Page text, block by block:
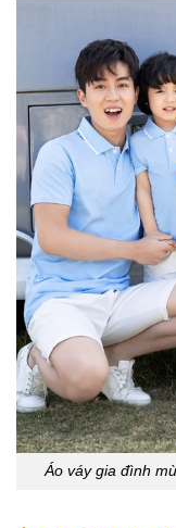
Áo váy gia đình